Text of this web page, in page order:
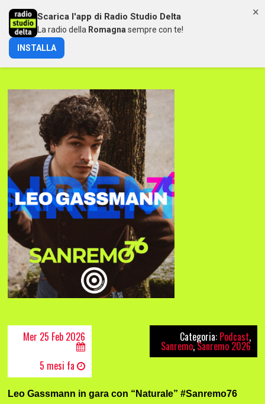
LEO GASSMANN A SANREMO 76
Mer 25 Feb 2026
5 mesi fa
Categoria: Podcast,
Sanremo,Sanremo 2026
Leo Gassmann in gara con “Naturale” #Sanremo76
×
Scarica l'app di Radio Studio Delta
La radio della Romagna sempre con te!
INSTALLA